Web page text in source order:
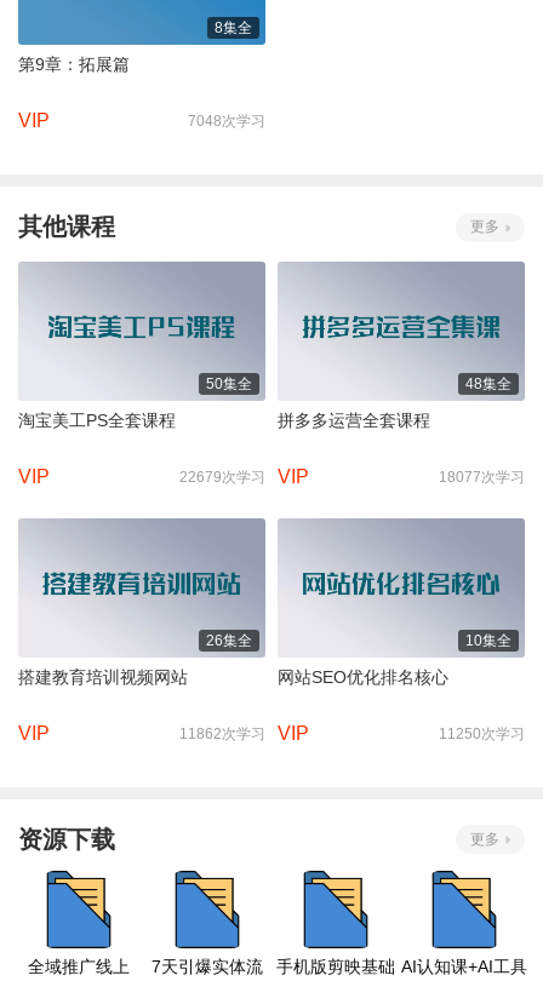
8集全
第9章：拓展篇
VIP 7048次学习
其他课程 更多
50集全
淘宝美工PS全套课程
VIP 22679次学习
48集全
拼多多运营全套课程
VIP 18077次学习
26集全
搭建教育培训视频网站
VIP 11862次学习
10集全
网站SEO优化排名核心
VIP 11250次学习
资源下载 更多
全域推广线上
7天引爆实体流
手机版剪映基础 AI认知课+AI工具